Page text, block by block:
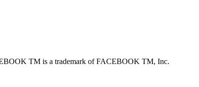
TM is a trademark of FACEBOOK TM, Inc.